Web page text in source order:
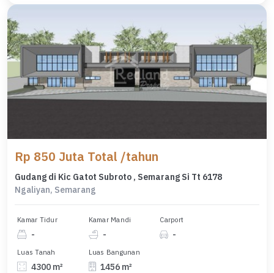
Rp 850 Juta Total /tahun
Gudang di Kic Gatot Subroto , Semarang Si Tt 6178
Ngaliyan, Semarang
Kamar Tidur
-
Kamar Mandi
-
Carport
-
Luas Tanah
4300 m²
Luas Bangunan
1456 m²